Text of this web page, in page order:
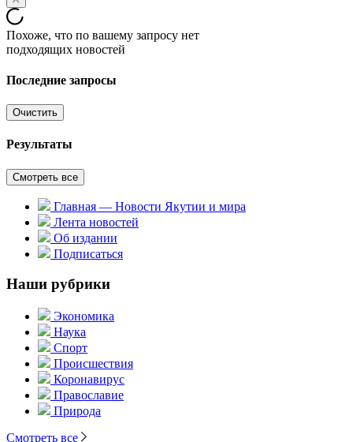
Похоже, что по вашему запросу нет
подходящих новостей
Последние запросы
Очистить
Результаты
Смотреть все
Главная — Новости Якутии и мира
Лента новостей
Об издании
Подписаться
Наши рубрики
Экономика
Наука
Спорт
Происшествия
Коронавирус
Православие
Природа
Смотреть все